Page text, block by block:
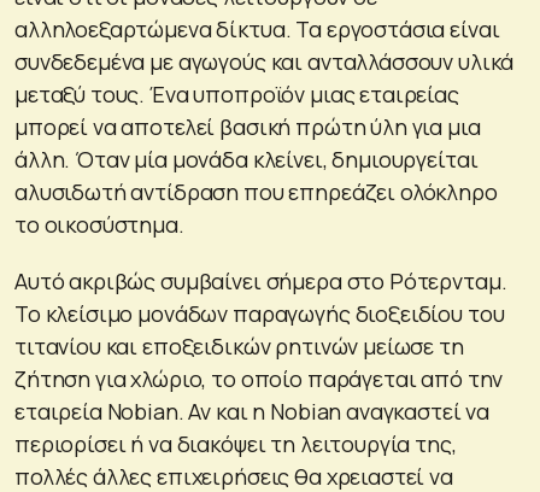
αλληλοεξαρτώμενα δίκτυα. Τα εργοστάσια είναι
συνδεδεμένα με αγωγούς και ανταλλάσσουν υλικά
μεταξύ τους. Ένα υποπροϊόν μιας εταιρείας
μπορεί να αποτελεί βασική πρώτη ύλη για μια
άλλη. Όταν μία μονάδα κλείνει, δημιουργείται
αλυσιδωτή αντίδραση που επηρεάζει ολόκληρο
το οικοσύστημα.
Αυτό ακριβώς συμβαίνει σήμερα στο Ρότερνταμ.
Το κλείσιμο μονάδων παραγωγής διοξειδίου του
τιτανίου και εποξειδικών ρητινών μείωσε τη
ζήτηση για χλώριο, το οποίο παράγεται από την
εταιρεία Nobian. Αν και η Nobian αναγκαστεί να
περιορίσει ή να διακόψει τη λειτουργία της,
πολλές άλλες επιχειρήσεις θα χρειαστεί να